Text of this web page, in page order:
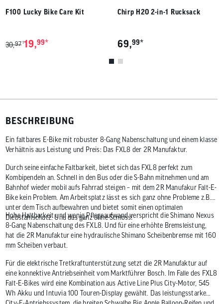
F100 Lucky Bike Care Kit
30,97 119,99*
Chirp H2O 2-in-1 Rucksack
69,99*
BESCHREIBUNG
Ein faltbares E-Bike mit robuster 8-Gang Nabenschaltung und einem klasse
Verhältnis aus Leistung und Preis: Das FXL8 der 2R Manufaktur.
Durch seine einfache Faltbarkeit, bietet sich das FXL8 perfekt zum
Kombipendeln an. Schnell in den Bus oder die S-Bahn mitnehmen und am
Bahnhof wieder mobil aufs Fahrrad steigen – mit dem 2R Manufakur Falt-E-
Bike kein Problem. Am Arbeitsplatz lässt es sich ganz ohne Probleme z.B.
unter dem Tisch aufbewahren und bietet somit einen optimalen
Diebstahlschutz. Und das ganz ohne Schloss!
Hohe Haltbarkeit und wenig Pflegeaufwand verspricht die Shimano Nexus
8-Gang Nabenschaltung des FXL8. Und für eine erhöhte Bremsleistung,
hat die 2R Manufaktur eine hydraulische Shimano Scheibenbremse mit 160
mm Scheiben verbaut.
Für die elektrische Tretkraftunterstützung setzt die 2R Manufaktur auf
eine konnektive Antriebseinheit vom Marktführer Bosch. Im Falle des FXL8
Falt-E-Bikes wird eine Kombination aus Active Line Plus City-Motor, 545
Wh Akku und Intuvia 100 Touren-Display gewählt. Das leistungsstarke